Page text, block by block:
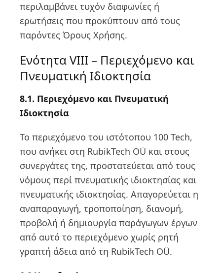
περιλαμβάνει τυχόν διαφωνίες ή
ερωτήσεις που προκύπτουν από τους
παρόντες Όρους Χρήσης.
Ενότητα VIII – Περιεχόμενο και
Πνευματική Ιδιοκτησία
8.1. Περιεχόμενο και Πνευματική
Ιδιοκτησία
Το περιεχόμενο του ιστότοπου 100 Tech,
που ανήκει στη RubikTech OÜ και στους
συνεργάτες της, προστατεύεται από τους
νόμους περί πνευματικής ιδιοκτησίας και
πνευματικής ιδιοκτησίας. Απαγορεύεται η
αναπαραγωγή, τροποποίηση, διανομή,
προβολή ή δημιουργία παράγωγων έργων
από αυτό το περιεχόμενο χωρίς ρητή
γραπτή άδεια από τη RubikTech OÜ.